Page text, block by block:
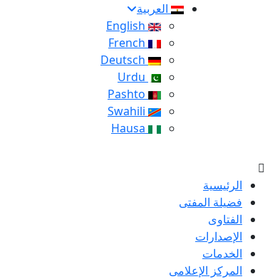
العربية
الرئيسية
فضيلة المفتى
الفتاوى
الإصدارات
الخدمات
المركز الإعلامى